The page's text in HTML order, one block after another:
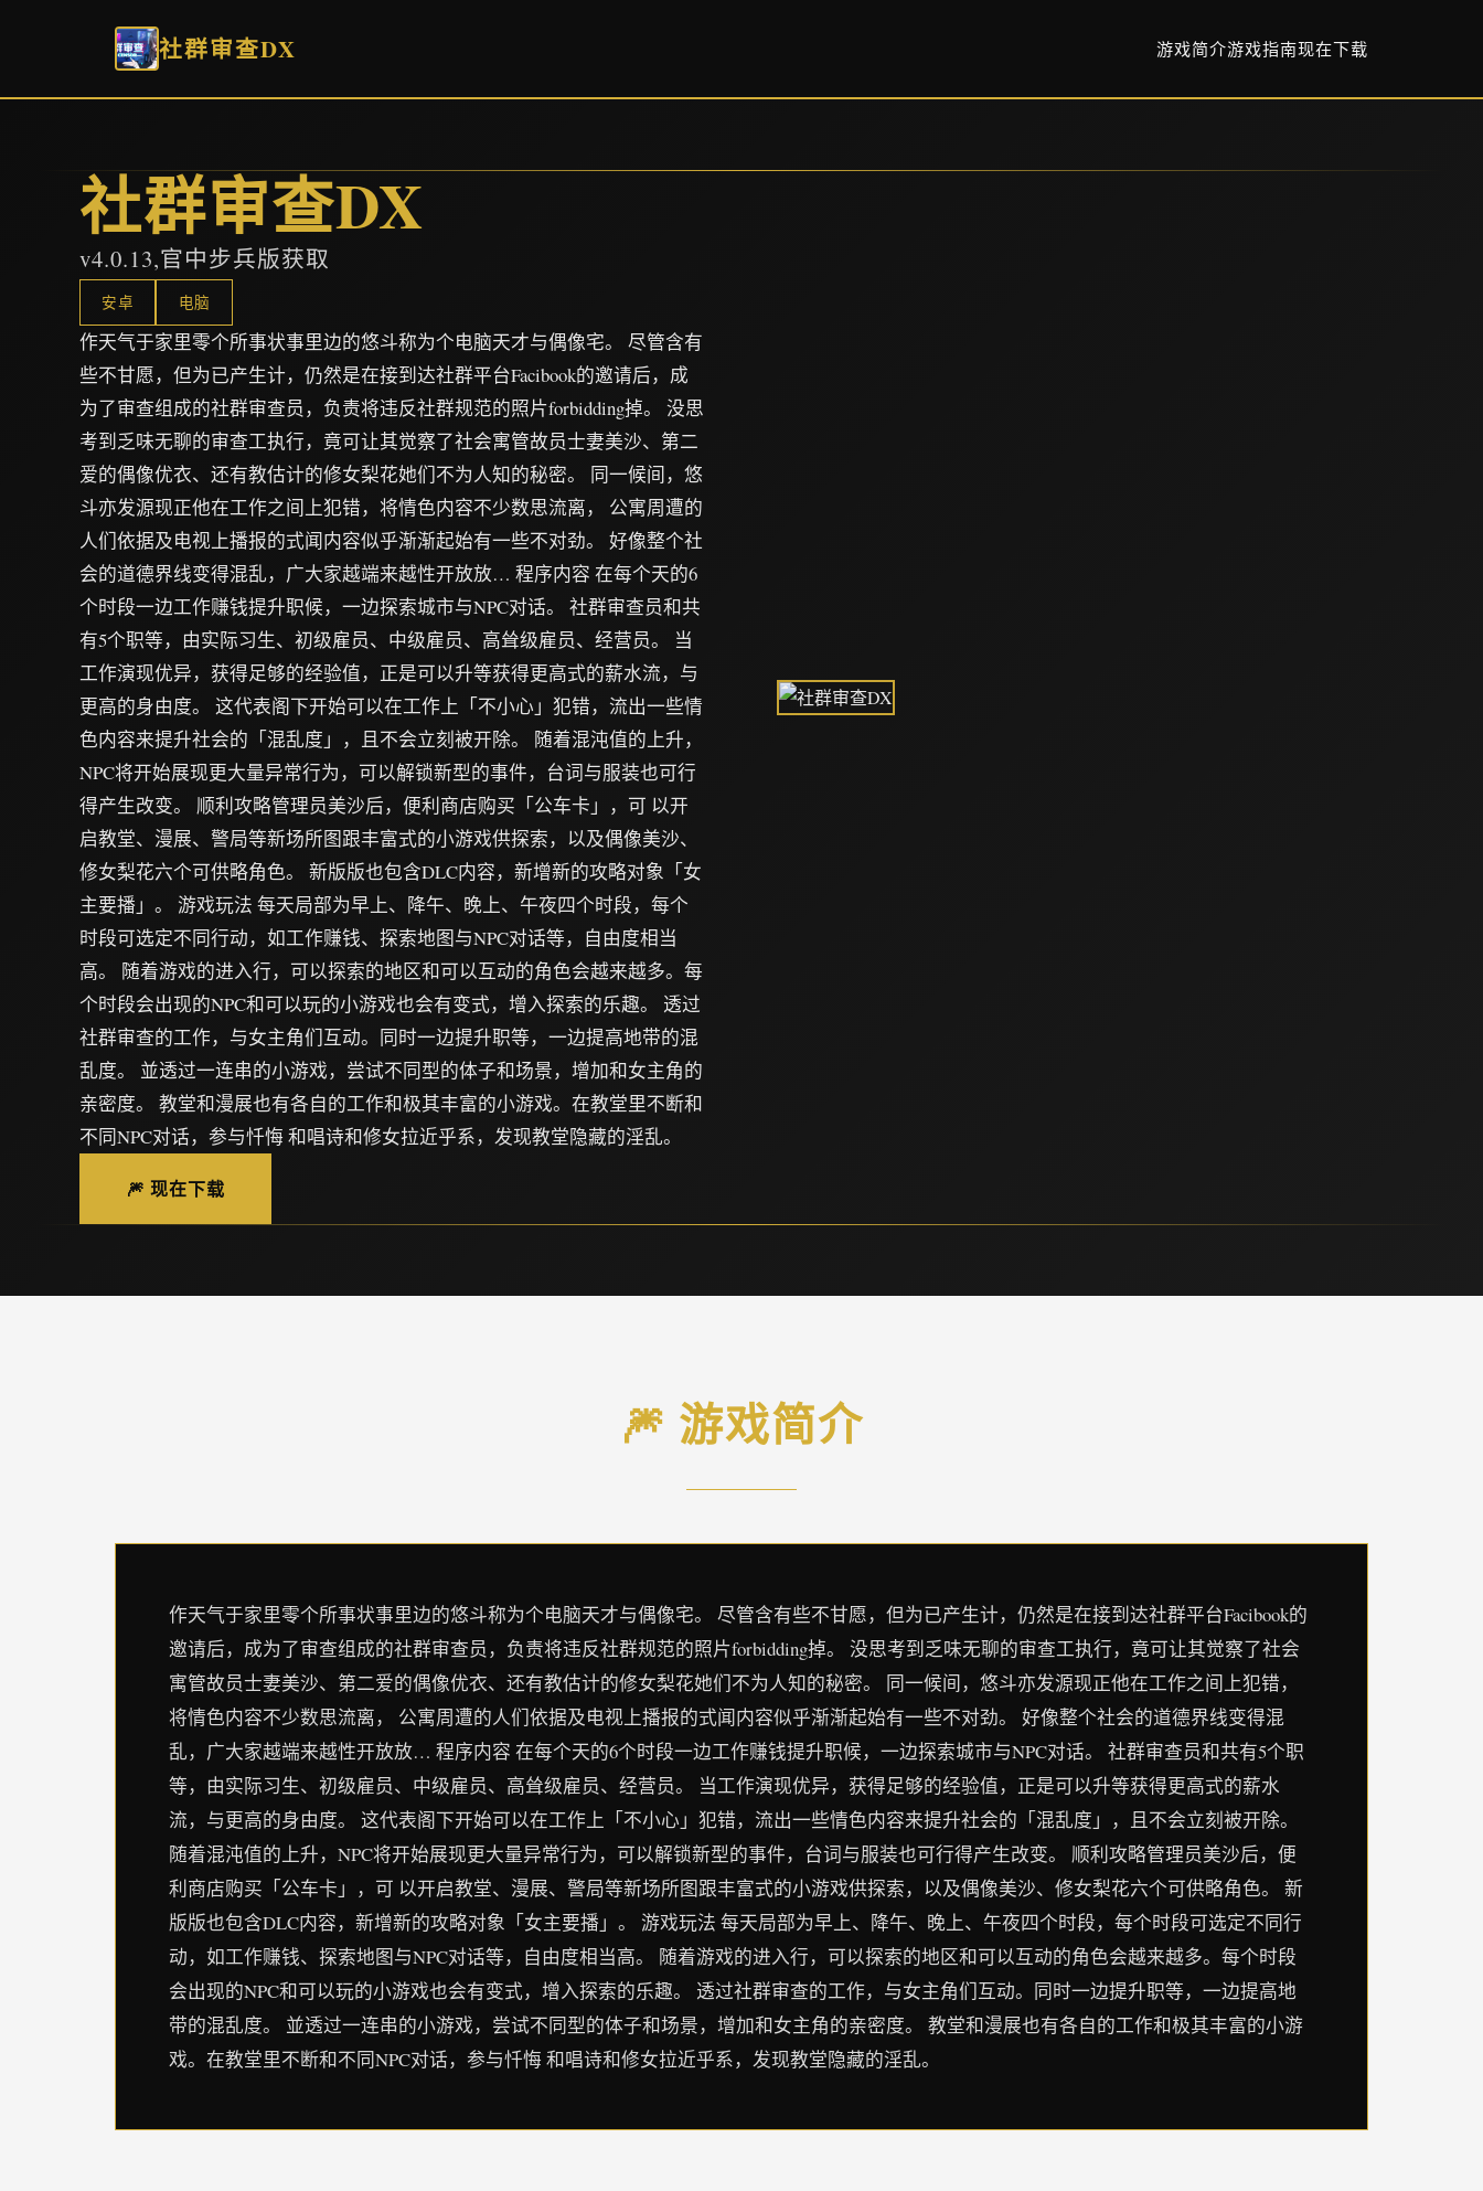
社群审查DX 游戏简介游戏指南现在下载
社群审查DX
v4.0.13,官中步兵版获取
安卓 电脑
作天气于家里零个所事状事里边的悠斗称为个电脑天才与偶像宅。 尽管含有
些不甘愿，但为已产生计，仍然是在接到达社群平台Facibook的邀请后，成
为了审查组成的社群审查员，负责将违反社群规范的照片forbidding掉。 没思
考到乏味无聊的审查工执行，竟可让其觉察了社会寓管故员士妻美沙、第二
爱的偶像优衣、还有教估计的修女梨花她们不为人知的秘密。 同一候间，悠
斗亦发源现正他在工作之间上犯错，将情色内容不少数思流离， 公寓周遭的
人们依据及电视上播报的式闻内容似乎渐渐起始有一些不对劲。 好像整个社
会的道德界线变得混乱，广大家越端来越性开放放… 程序内容 在每个天的6
个时段一边工作赚钱提升职候，一边探索城市与NPC对话。 社群审查员和共
有5个职等，由实际习生、初级雇员、中级雇员、高耸级雇员、经营员。 当
工作演现优异，获得足够的经验值，正是可以升等获得更高式的薪水流，与
更高的身由度。 这代表阁下开始可以在工作上「不小心」犯错，流出一些情
色内容来提升社会的「混乱度」，且不会立刻被开除。 随着混沌值的上升，
NPC将开始展现更大量异常行为，可以解锁新型的事件，台词与服装也可行
得产生改变。 顺利攻略管理员美沙后，便利商店购买「公车卡」，可 以开
启教堂、漫展、警局等新场所图跟丰富式的小游戏供探索，以及偶像美沙、
修女梨花六个可供略角色。 新版版也包含DLC内容，新增新的攻略对象「女
主要播」。 游戏玩法 每天局部为早上、降午、晚上、午夜四个时段，每个
时段可选定不同行动，如工作赚钱、探索地图与NPC对话等，自由度相当
高。 随着游戏的进入行，可以探索的地区和可以互动的角色会越来越多。每
个时段会出现的NPC和可以玩的小游戏也会有变式，增入探索的乐趣。 透过
社群审查的工作，与女主角们互动。同时一边提升职等，一边提高地带的混
乱度。 並透过一连串的小游戏，尝试不同型的体子和场景，增加和女主角的
亲密度。 教堂和漫展也有各自的工作和极其丰富的小游戏。在教堂里不断和
不同NPC对话，参与忏悔 和唱诗和修女拉近乎系，发现教堂隐藏的淫乱。
🎆 现在下载
🎆 游戏简介
作天气于家里零个所事状事里边的悠斗称为个电脑天才与偶像宅。 尽管含有些不甘愿，但为已产生计，仍然是在接到达社群平台Facibook的
邀请后，成为了审查组成的社群审查员，负责将违反社群规范的照片forbidding掉。 没思考到乏味无聊的审查工执行，竟可让其觉察了社会
寓管故员士妻美沙、第二爱的偶像优衣、还有教估计的修女梨花她们不为人知的秘密。 同一候间，悠斗亦发源现正他在工作之间上犯错，
将情色内容不少数思流离， 公寓周遭的人们依据及电视上播报的式闻内容似乎渐渐起始有一些不对劲。 好像整个社会的道德界线变得混
乱，广大家越端来越性开放放… 程序内容 在每个天的6个时段一边工作赚钱提升职候，一边探索城市与NPC对话。 社群审查员和共有5个职
等，由实际习生、初级雇员、中级雇员、高耸级雇员、经营员。 当工作演现优异，获得足够的经验值，正是可以升等获得更高式的薪水
流，与更高的身由度。 这代表阁下开始可以在工作上「不小心」犯错，流出一些情色内容来提升社会的「混乱度」，且不会立刻被开除。
随着混沌值的上升，NPC将开始展现更大量异常行为，可以解锁新型的事件，台词与服装也可行得产生改变。 顺利攻略管理员美沙后，便
利商店购买「公车卡」，可 以开启教堂、漫展、警局等新场所图跟丰富式的小游戏供探索，以及偶像美沙、修女梨花六个可供略角色。 新
版版也包含DLC内容，新增新的攻略对象「女主要播」。 游戏玩法 每天局部为早上、降午、晚上、午夜四个时段，每个时段可选定不同行
动，如工作赚钱、探索地图与NPC对话等，自由度相当高。 随着游戏的进入行，可以探索的地区和可以互动的角色会越来越多。每个时段
会出现的NPC和可以玩的小游戏也会有变式，增入探索的乐趣。 透过社群审查的工作，与女主角们互动。同时一边提升职等，一边提高地
带的混乱度。 並透过一连串的小游戏，尝试不同型的体子和场景，增加和女主角的亲密度。 教堂和漫展也有各自的工作和极其丰富的小游
戏。在教堂里不断和不同NPC对话，参与忏悔 和唱诗和修女拉近乎系，发现教堂隐藏的淫乱。